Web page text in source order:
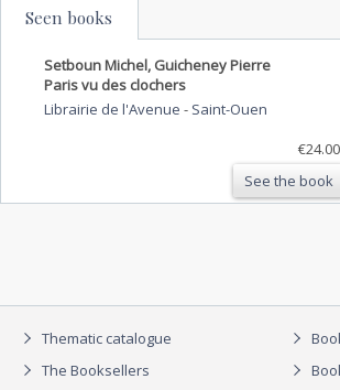
Seen books
Setboun Michel, Guicheney Pierre
Paris vu des clochers
Librairie de l'Avenue - Saint-Ouen
€24.00
See the book
Thematic catalogue
The Booksellers